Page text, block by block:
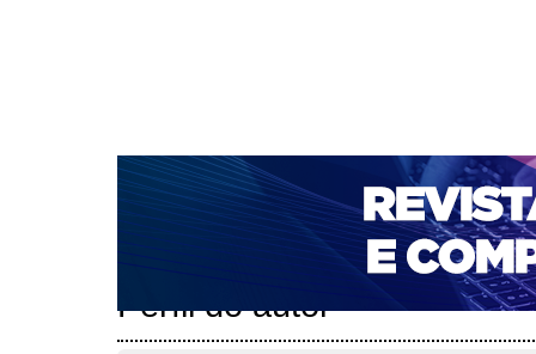
CAPA SOBRE ACESSO CADASTRO
NOTÍCIAS
PORTAL DE REVISTAS DA UNIFACS
PARA AVALIADORES
NOVA SUBMISSÃO
Perfil do autor